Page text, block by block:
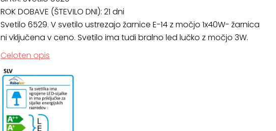
ROK DOBAVE (ŠTEVILO DNI): 21 dni
Svetilo 6529. V svetilo ustrezajo žarnice E-14 z močjo 1x40W- žarnica
ni vključena v ceno. Svetilo ima tudi bralno led lučko z močjo 3W.
Celoten opis